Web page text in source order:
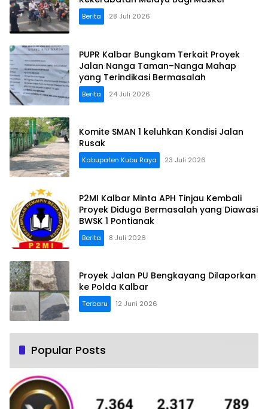
Berita 28 Juli 2026
PUPR Kalbar Bungkam Terkait Proyek
Jalan Nanga Taman–Nanga Mahap
yang Terindikasi Bermasalah
Berita 24 Juli 2026
Komite SMAN 1 keluhkan Kondisi Jalan
Rusak
Kabupaten Kubu Raya 23 Juli 2026
P2MI Kalbar Minta APH Tinjau Kembali
Proyek Diduga Bermasalah yang Diawasi
BWSK 1 Pontianak
Berita 8 Juli 2026
Proyek Jalan PU Bengkayang Dilaporkan
ke Polda Kalbar
Terbaru 12 Juni 2026
Popular Posts